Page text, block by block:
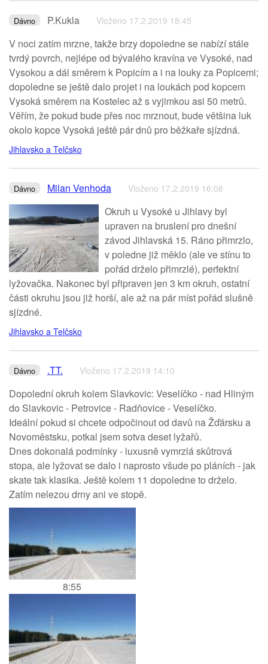
Dávno P.Kukla Vloženo 17.2.2019 18:45
V noci zatím mrzne, takže brzy dopoledne se nabízí stále
tvrdý povrch, nejlépe od bývalého kravína ve Vysoké, nad
Vysokou a dál směrem k Popicím a i na louky za Popicemi;
dopoledne se ještě dalo projet i na loukách pod kopcem
Vysoká směrem na Kostelec až s vyjimkou asi 50 metrů.
Věřím, že pokud bude přes noc mrznout, bude většina luk
okolo kopce Vysoká ještě pár dnů pro běžkaře sjízdná.
Jihlavsko a Telčsko
Dávno Milan Venhoda Vloženo 17.2.2019 16:08
Okruh u Vysoké u Jihlavy byl
upraven na bruslení pro dnešní
závod Jihlavská 15. Ráno přimrzlo,
v poledne již měklo (ale ve stínu to
pořád drželo přimrzlé), perfektní
lyžovačka. Nakonec byl připraven jen 3 km okruh, ostatní
části okruhu jsou již horší, ale až na pár míst pořád slušně
sjízdné.
Jihlavsko a Telčsko
Dávno .TT. Vloženo 17.2.2019 14:10
Dopolední okruh kolem Slavkovic: Veselíčko - nad Hliným
do Slavkovic - Petrovice - Radňovice - Veselíčko.
Ideální pokud si chcete odpočinout od davů na Žďársku a
Novoměstsku, potkal jsem sotva deset lyžařů.
Dnes dokonalá podmínky - luxusně vymrzlá skůtrová
stopa, ale lyžovat se dalo i naprosto všude po pláních - jak
skate tak klasika. Ještě kolem 11 dopoledne to drželo.
Zatím nelezou drny ani ve stopě.
8:55